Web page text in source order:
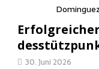
30. Juni 2026